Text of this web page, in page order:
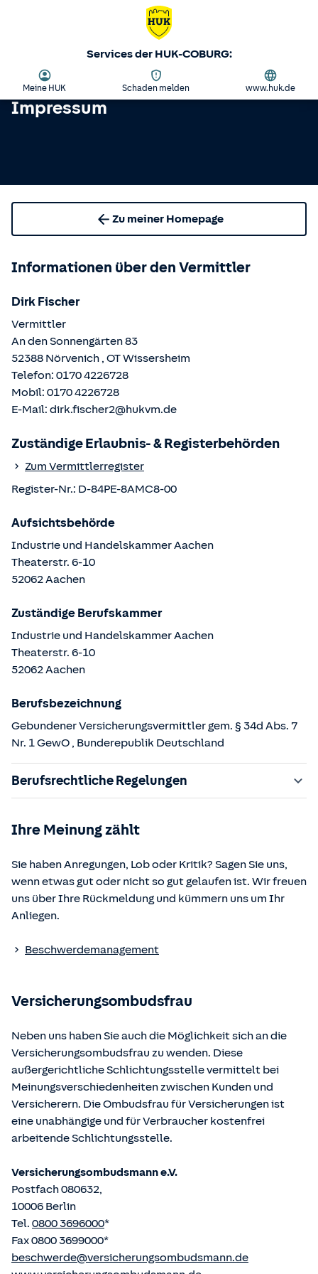
Services der HUK-COBURG:
Meine HUK Schaden melden www.huk.de
Impressum
Zu meiner Homepage
Informationen über den Vermittler
Dirk Fischer
Vermittler
An den Sonnengärten 83
52388 Nörvenich , OTWissersheim
Telefon: 0170 4226728
Mobil: 0170 4226728
E-Mail: dirk.fischer2@hukvm.de
Zuständige Erlaubnis- & Registerbehörden
Zum Vermittlerregister
Register-Nr.: D-84PE-8AMC8-00
Aufsichtsbehörde
Industrie und Handelskammer Aachen
Theaterstr. 6-10
52062Aachen
Zuständige Berufskammer
Industrie und Handelskammer Aachen
Theaterstr. 6-10
52062Aachen
Berufsbezeichnung
Gebundener Versicherungsvermittler gem. § 34d Abs. 7
Nr. 1 GewO , Bunderepublik Deutschland
Berufsrechtliche Regelungen
§§ 59 – 68 Gesetz über den Versicherungsvertrag
§ 48b Versicherungsaufsichtsgesetz (VAG)
Verordnung über die Versicherungsvermittlung und -
Die berufsrechtlichen Regelungen können über die vom
eingesehen und abgerufen werden.
Ihre Meinung zählt
Sie haben Anregungen, Lob oder Kritik? Sagen Sie uns,
wenn etwas gut oder nicht so gut gelaufen ist. Wir freuen
uns über Ihre Rückmeldung und kümmern uns um Ihr
Anliegen.
Beschwerdemanagement
Versicherungsombudsfrau
Neben uns haben Sie auch die Möglichkeit sich an die
Versicherungsombudsfrau zu wenden. Diese
außergerichtliche Schlichtungsstelle vermittelt bei
Meinungsverschiedenheiten zwischen Kunden und
Versicherern. Die Ombudsfrau für Versicherungen ist
eine unabhängige und für Verbraucher kostenfrei
arbeitende Schlichtungsstelle.
Versicherungsombudsmann e.V.
Postfach 080632,
10006 Berlin
Tel. 0800 3696000*
Fax 0800 3699000*
beschwerde@versicherungsombudsmann.de